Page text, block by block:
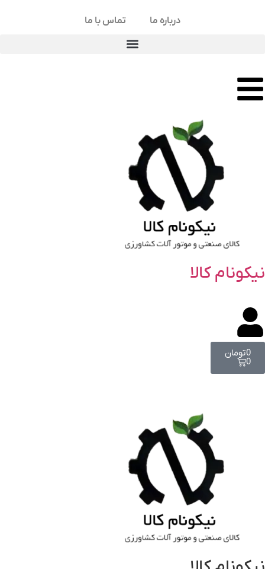
درباره ما تماس با ما
نیکونام کالا
0تومان
0